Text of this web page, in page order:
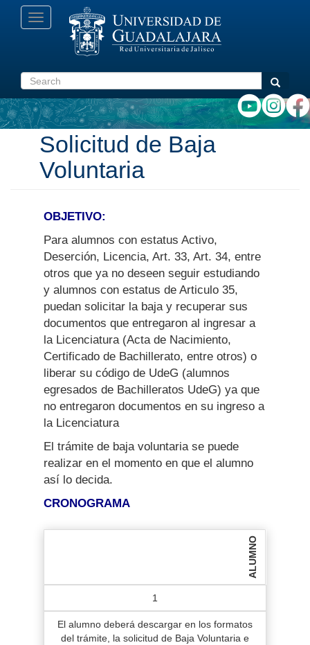
Toggle
navigation
Search Search
Solicitud de Baja
Voluntaria
OBJETIVO:
Para alumnos con estatus Activo,
Deserción, Licencia, Art. 33, Art. 34, entre
otros que ya no deseen seguir estudiando
y alumnos con estatus de Articulo 35,
puedan solicitar la baja y recuperar sus
documentos que entregaron al ingresar a
la Licenciatura (Acta de Nacimiento,
Certificado de Bachillerato, entre otros) o
liberar su código de UdeG (alumnos
egresados de Bachilleratos UdeG) ya que
no entregaron documentos en su ingreso a
la Licenciatura
El trámite de baja voluntaria se puede
realizar en el momento en que el alumno
así lo decida.
CRONOGRAMA
ALUMNO
1
El alumno deberá descargar en los formatos
del trámite, la solicitud de Baja Voluntaria e